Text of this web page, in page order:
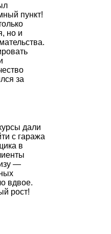
пункт!
но и
за
дали
с гаража
в
—
вдвое.
рост!